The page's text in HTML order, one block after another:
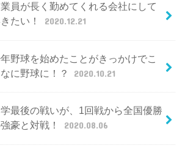
員が長く勤めてくれる会社にして
たい！
2020.12.21
野球を始めたことがきっかけでこ
なに野球に！？
2020.10.21
最後の戦いが、1回戦から全国優勝
豪と対戦！
2020.08.06